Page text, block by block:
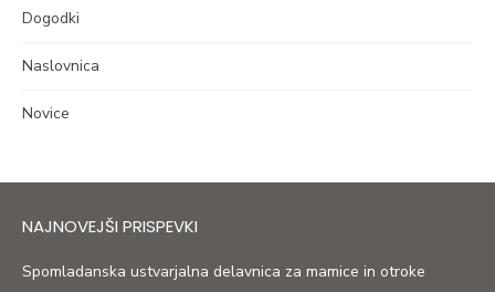
Dogodki
Naslovnica
Novice
NAJNOVEJŠI PRISPEVKI
Spomladanska ustvarjalna delavnica za mamice in otroke